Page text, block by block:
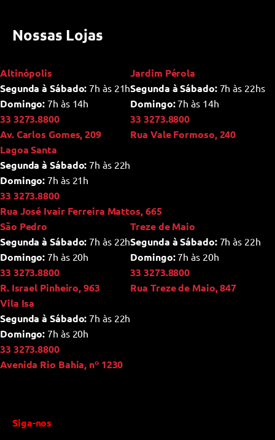
Nossas Lojas
Altinópolis
Segunda à Sábado: 7h às 21h
Domingo: 7h às 14h
33 3273.8800
Av. Carlos Gomes, 209
Jardim Pérola
Segunda à Sábado:7h às 22hs
Domingo:7h às 14h
33 3273.8800
Rua Vale Formoso, 240
Lagoa Santa
Segunda à Sábado: 7h às 22h
Domingo: 7h às 21h
33 3273.8800
Rua José Ivair Ferreira Mattos, 665
São Pedro
Segunda à Sábado: 7h às 22h
Domingo: 7h às 20h
33 3273.8800
R. Israel Pinheiro, 963
Treze de Maio
Segunda à Sábado:7h às 22h
Domingo:7h às 20h
33 3273.8800
Rua Treze de Maio, 847
Vila Isa
Segunda à Sábado: 7h às 22h
Domingo: 7h às 20h
33 3273.8800
Avenida Rio Bahia, nº 1230
Siga-nos